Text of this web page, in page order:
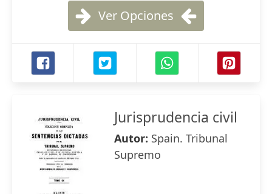
Ver Opciones
Jurisprudencia civil
Autor: Spain. Tribunal
Supremo